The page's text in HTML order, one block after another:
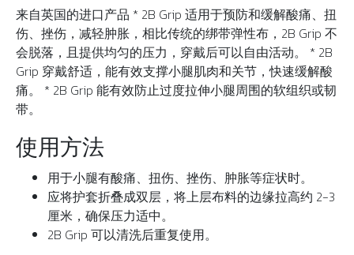
来自英国的进口产品 * 2B Grip 适用于预防和缓解酸痛、扭
伤、挫伤，减轻肿胀，相比传统的绑带弹性布，2B Grip 不
会脱落，且提供均匀的压力，穿戴后可以自由活动。 * 2B
Grip 穿戴舒适，能有效支撑小腿肌肉和关节，快速缓解酸
痛。 * 2B Grip 能有效防止过度拉伸小腿周围的软组织或韧
带。
使用方法
用于小腿有酸痛、扭伤、挫伤、肿胀等症状时。
应将护套折叠成双层，将上层布料的边缘拉高约 2-3
厘米，确保压力适中。
2B Grip 可以清洗后重复使用。